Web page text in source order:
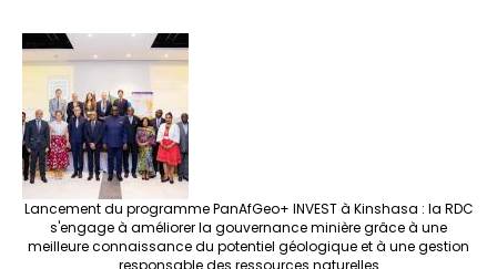
Lancement du programme PanAfGeo+ INVEST à Kinshasa : la RDC
s'engage à améliorer la gouvernance minière grâce à une
meilleure connaissance du potentiel géologique et à une gestion